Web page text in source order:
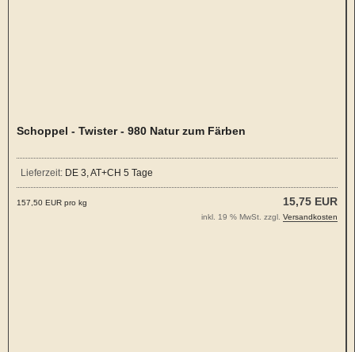
Schoppel - Twister - 980 Natur zum Färben
Lieferzeit: DE 3, AT+CH 5 Tage
15,75 EUR
157,50 EUR pro kg
inkl. 19 % MwSt. zzgl. Versandkosten